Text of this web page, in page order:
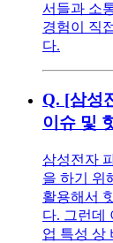
서들과 소
경험이 직
다.
Q. [삼성
이슈 및
삼성전자
을 하기 위
활용해서
다. 그런데
업 특성 상